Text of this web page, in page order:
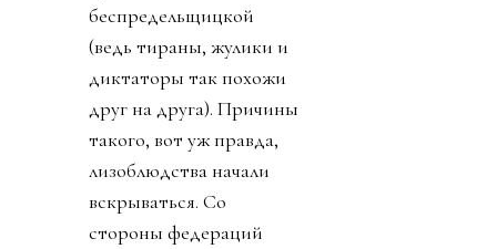
беспредельщицкой
(ведь тираны, жулики и
диктаторы так похожи
друг на друга). Причины
такого, вот уж правда,
лизоблюдства начали
вскрываться. Со
стороны федераций